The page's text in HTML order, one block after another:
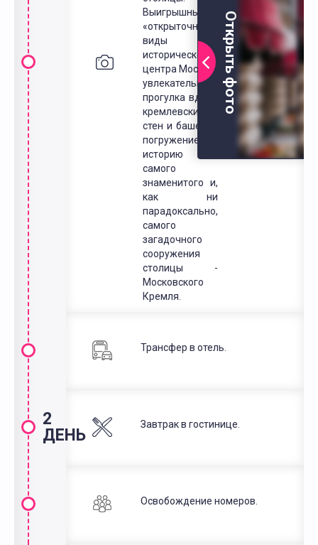
Выигрышные,
«открыточные»
виды
исторического
центра Москвы,
увлекательная
прогулка вдоль
кремлевских
стен и башен, и
погружение в
историю
самого
знаменитого и,
как ни
парадоксально,
самого
загадочного
сооружения
столицы -
Московского
Кремля.
Открыть фото
Трансфер в отель.
2
ДЕНЬ
Завтрак в гостинице.
Освобождение номеров.